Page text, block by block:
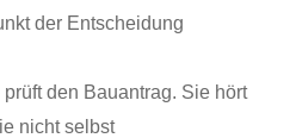
der Entscheidung
den Bauantrag. Sie hört
nicht selbst